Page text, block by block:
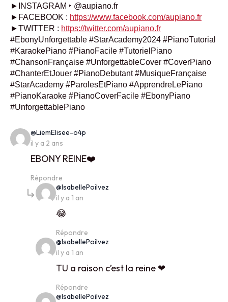
►INSTAGRAM ‣ @aupiano.fr
►FACEBOOK : https://www.facebook.com/aupiano.fr
►TWITTER : https://twitter.com/aupiano.fr
#EbonyUnforgettable #StarAcademy2024 #PianoTutorial
#KaraokePiano #PianoFacile #TutorielPiano
#ChansonFrançaise #UnforgettableCover #CoverPiano
#ChanterEtJouer #PianoDebutant #MusiqueFrançaise
#StarAcademy #ParolesEtPiano #ApprendreLePiano
#PianoKaraoke #PianoCoverFacile #EbonyPiano
#UnforgettablePiano
@LiemElisee-o4p
il y a 2 ans
EBONY REINE❤️
Répondre
@IsabellePoilvez
il y a 1 an
😂
Répondre
@IsabellePoilvez
il y a 1 an
TU a raison c’est la reine ❤
Répondre
@IsabellePoilvez